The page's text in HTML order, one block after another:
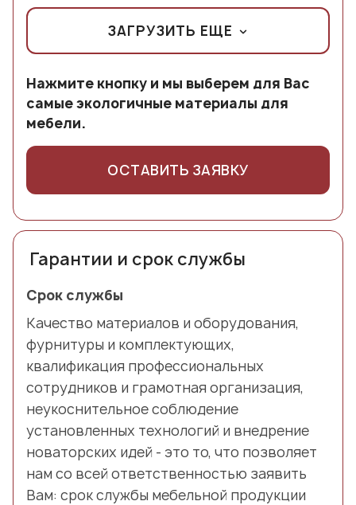
ЗАГРУЗИТЬ ЕЩЕ
Нажмите кнопку и мы выберем для Вас
самые экологичные материалы для
мебели.
ОСТАВИТЬ ЗАЯВКУ
Гарантии и срок службы
Срок службы
Качество материалов и оборудования,
фурнитуры и комплектующих,
квалификация профессиональных
сотрудников и грамотная организация,
неукоснительное соблюдение
установленных технологий и внедрение
новаторских идей - это то, что позволяет
нам со всей ответственностью заявить
Вам: срок службы мебельной продукции